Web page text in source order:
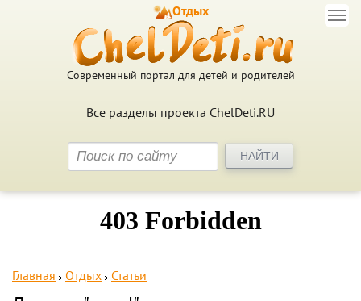
Современный портал для детей и родителей
Все разделы проекта ChelDeti.RU
Отдых
Главная Отдых Статьи